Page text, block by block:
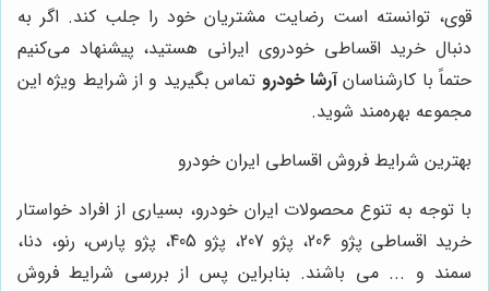
قوی، توانسته است رضایت مشتریان خود را جلب کند. اگر به
دنبال خرید اقساطی خودروی ایرانی هستید، پیشنهاد می‌کنیم
حتماً با کارشناسانآرشا خودرو تماس بگیرید و از شرایط ویژه این
مجموعه بهره‌مند شوید.
بهترین شرایط فروش اقساطی ایران خودرو
با توجه به تنوع محصولات ایران خودرو، بسیاری از افراد خواستار
خرید اقساطی پژو 206، پژو 207، پژو 405، پژو پارس، رنو، دنا،
سمند و ... می باشند. بنابراین پس از بررسی شرایط فروش